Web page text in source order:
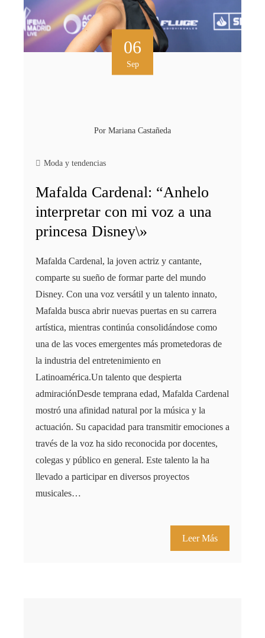
06
Sep
Por Mariana Castañeda
Moda y tendencias
Mafalda Cardenal: “Anhelo
interpretar con mi voz a una
princesa Disney\»
Mafalda Cardenal, la joven actriz y cantante,
comparte su sueño de formar parte del mundo
Disney. Con una voz versátil y un talento innato,
Mafalda busca abrir nuevas puertas en su carrera
artística, mientras continúa consolidándose como
una de las voces emergentes más prometedoras de
la industria del entretenimiento en
Latinoamérica.Un talento que despierta
admiraciónDesde temprana edad, Mafalda Cardenal
mostró una afinidad natural por la música y la
actuación. Su capacidad para transmitir emociones a
través de la voz ha sido reconocida por docentes,
colegas y público en general. Este talento la ha
llevado a participar en diversos proyectos
musicales…
Leer Más